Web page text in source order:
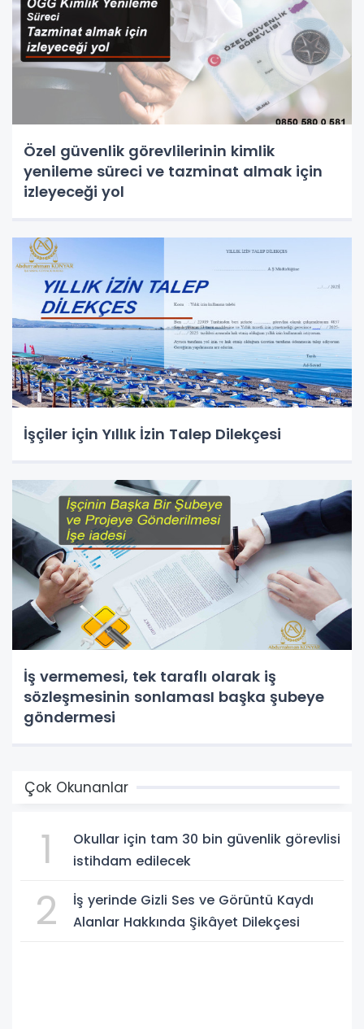
Özel güvenlik görevlilerinin kimlik
yenileme süreci ve tazminat almak için
izleyeceği yol
İşçiler için Yıllık İzin Talep Dilekçesi
İş vermemesi, tek taraflı olarak iş
sözleşmesinin sonlamasI başka şubeye
göndermesi
Çok Okunanlar
1
Okullar için tam 30 bin güvenlik görevlisi
istihdam edilecek
2
İş yerinde Gizli Ses ve Görüntü Kaydı
Alanlar Hakkında Şikâyet Dilekçesi